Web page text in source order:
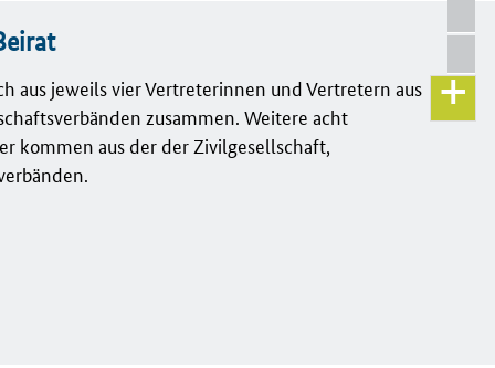
aus jeweils vier Vertreterinnen und Vertretern aus
zusammen. Weitere acht
kommen aus der der Zivilgesellschaft,